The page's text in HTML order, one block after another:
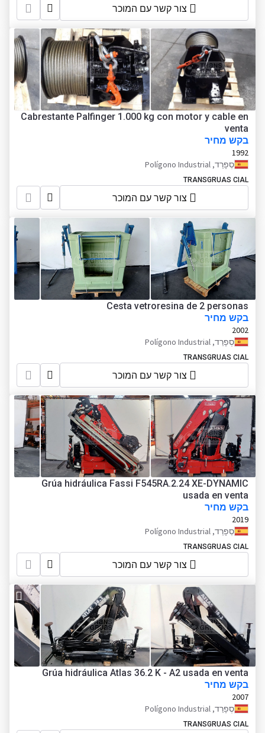
צור קשר עם המוכר
Cabrestante Palfinger 1.000 kg con motor y cable en
venta
בקש מחיר
1992
סְפָרַד, Polígono Industrial
TRANSGRUAS CIAL
צור קשר עם המוכר
Cesta vetroresina de 2 personas
בקש מחיר
2002
סְפָרַד, Polígono Industrial
TRANSGRUAS CIAL
צור קשר עם המוכר
Grúa hidráulica Fassi F545RA.2.24 XE-DYNAMIC
usada en venta
בקש מחיר
2019
סְפָרַד, Polígono Industrial
TRANSGRUAS CIAL
צור קשר עם המוכר
Grúa hidráulica Atlas 36.2 K - A2 usada en venta
בקש מחיר
2007
סְפָרַד, Polígono Industrial
TRANSGRUAS CIAL